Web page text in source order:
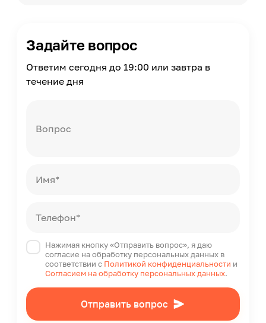
Задайте вопрос
Ответим сегодня до 19:00 или завтра в
течение дня
Вопрос
Имя*
Телефон*
Нажимая кнопку «Отправить вопрос», я даю
согласие на обработку персональных данных в
соответствии с Политикой конфиденциальности и
Согласием на обработку персональных данных.
Отправить вопрос